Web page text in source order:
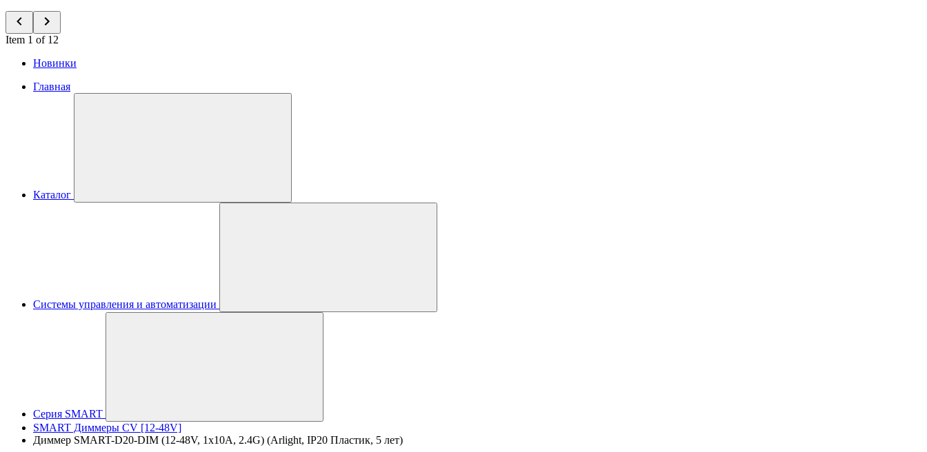
Item 1 of 12
Новинки
Главная
Каталог
Системы управления и автоматизации
Серия SMART
SMART Диммеры CV [12-48V]
Диммер SMART-D20-DIM (12-48V, 1x10A, 2.4G) (Arlight, IP20 Пластик, 5 лет)